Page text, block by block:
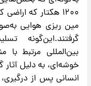
۱۲۰۰ هکتار که
مین ریزی هوایی
گرفتند.این‌گونه
بین‌المللی مرتبط
خوشه‌ای، به دلیل
انسانی پس از